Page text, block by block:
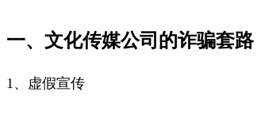
一、文化传媒公司的诈骗套路
1、虚假宣传